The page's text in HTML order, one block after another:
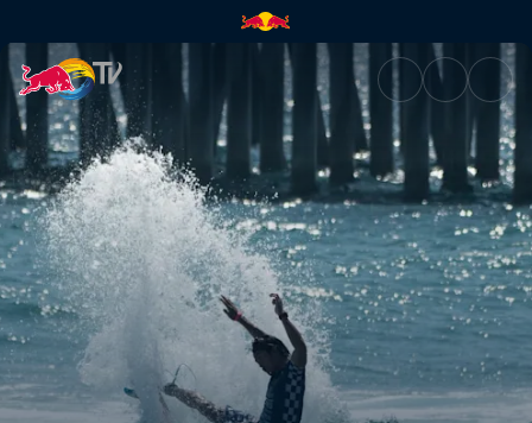
Play and practice | Red Bull